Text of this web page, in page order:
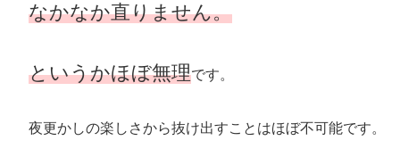
なかなか直りません。
というかほぼ無理です。
夜更かしの楽しさから抜け出すことはほぼ不可能です。